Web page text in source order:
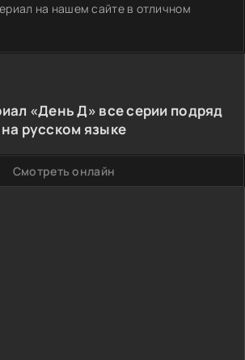
на нашем сайте в отличном
«День Д» все серии подряд
на русском языке
Смотреть онлайн